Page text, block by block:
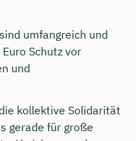
umfangreich und
Schutz vor
und
kollektive Solidarität
gerade für große